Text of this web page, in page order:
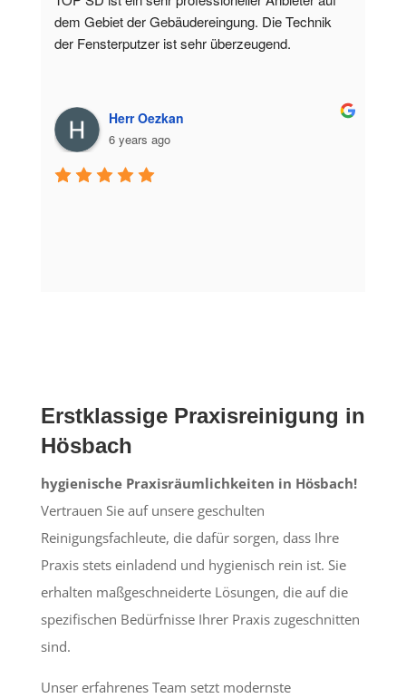
dem Gebiet der Gebäudereingung. Die Technik
der Fensterputzer ist sehr überzeugend.
Herr Oezkan
6 years ago
Erstklassige Praxisreinigung in
Hösbach
hygienische Praxisräumlichkeiten in Hösbach!
Vertrauen Sie auf unsere geschulten
Reinigungsfachleute, die dafür sorgen, dass Ihre
Praxis stets einladend und hygienisch rein ist. Sie
erhalten maßgeschneiderte Lösungen, die auf die
spezifischen Bedürfnisse Ihrer Praxis zugeschnitten
sind.
Unser erfahrenes Team setzt modernste